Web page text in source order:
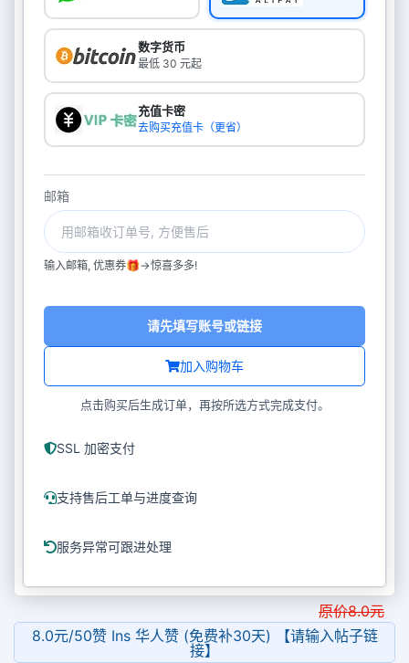
数字货币
最低 30 元起
充值卡密
去购买充值卡（更省）
邮箱
输入邮箱, 优惠券🎁->惊喜多多!
加入购物车
请先填写账号或链接
点击购买后生成订单，再按所选方式完成支付。
SSL 加密支付
支持售后工单与进度查询
服务异常可跟进处理
原价8.0元
8.0元/50赞 Ins 华人赞 (免费补30天) 【请输入帖子链
接】